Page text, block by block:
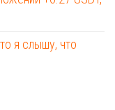
я слышу, что